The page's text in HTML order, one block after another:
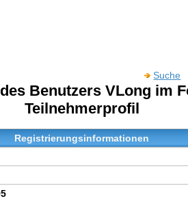
Suche
Benutzers VLong im
Teilnehmerprofil
Registrierungsinformationen